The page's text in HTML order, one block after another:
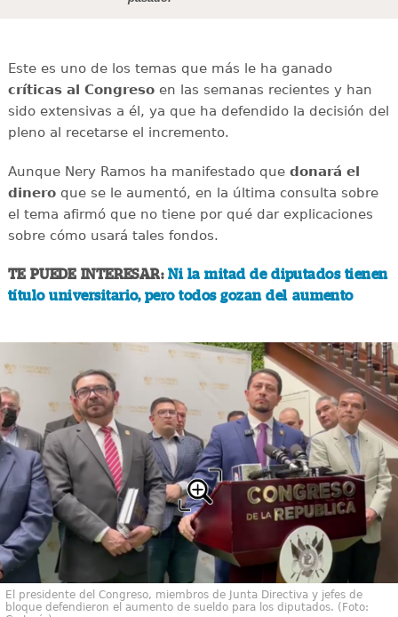
Este es uno de los temas que más le ha ganado
críticas al Congresoen las semanas recientes y han
sido extensivas a él, ya que ha defendido la decisión del
pleno al recetarse el incremento.
Aunque Nery Ramos ha manifestado que donará el
dineroque se le aumentó, en la última consulta sobre
el tema afirmó que no tiene por qué dar explicaciones
sobre cómo usará tales fondos.
TE PUEDE INTERESAR:Ni la mitad de diputados tienen
título universitario, pero todos gozan del aumento
El presidente del Congreso, miembros de Junta Directiva y jefes de
bloque defendieron el aumento de sueldo para los diputados. (Foto: